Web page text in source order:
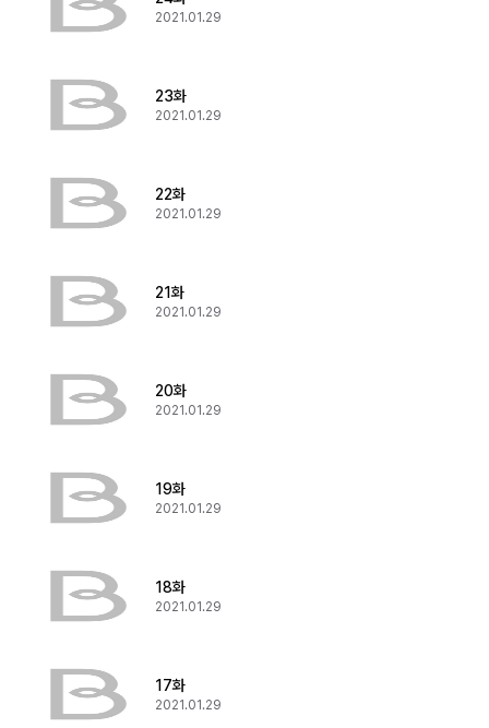
2021.01.29
23화
2021.01.29
22화
2021.01.29
21화
2021.01.29
20화
2021.01.29
19화
2021.01.29
18화
2021.01.29
17화
2021.01.29